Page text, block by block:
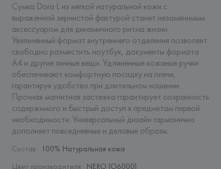
Сумка Dora L из мягкой натуральной кожи с
выраженной зернистой фактурой станет незаменимым
аксессуаром для динамичного ритма жизни.
Увеличенный формат внутреннего отделения позволяет
свободно разместить ноутбук, документы формата
А4 и другие личные вещи. Удлиненные кожаные ручки
обеспечивают комфортную посадку на плече,
гарантируя удобство при длительном ношении.
Прочная магнитная застежка гарантирует сохранность
содержимого и быстрый доступ к предметам первой
необходимости. Универсальный дизайн гармонично
дополняет повседневные и деловые образы.
Состав: 100% Натуральная кожа
Цвет производителя: NERO (O6000)